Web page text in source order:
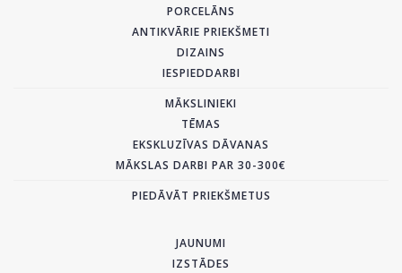
PORCELĀNS
ANTIKVĀRIE PRIEKŠMETI
DIZAINS
IESPIEDDARBI
MĀKSLINIEKI
TĒMAS
EKSKLUZĪVAS DĀVANAS
MĀKSLAS DARBI PAR 30-300€
PIEDĀVĀT PRIEKŠMETUS
JAUNUMI
IZSTĀDES